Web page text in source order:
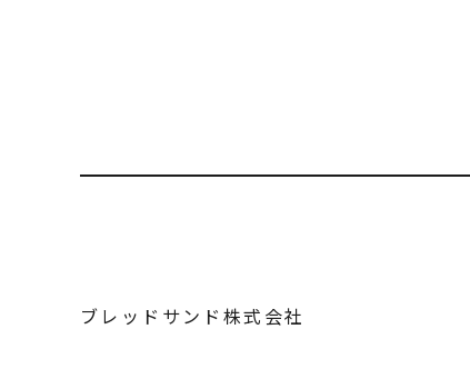
ブレッドサンド株式会社